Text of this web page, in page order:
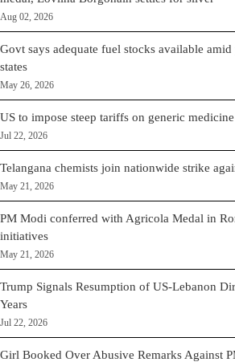
Aug 02, 2026
Govt says adequate fuel stocks available
states
May 26, 2026
US to impose steep tariffs on generic
Jul 22, 2026
Telangana chemists join nationwide strike
May 21, 2026
PM Modi conferred with Agricola Medal in
initiatives
May 21, 2026
Trump Signals Resumption of US-Lebanon
Years
Jul 22, 2026
Girl Booked Over Abusive Remarks Against